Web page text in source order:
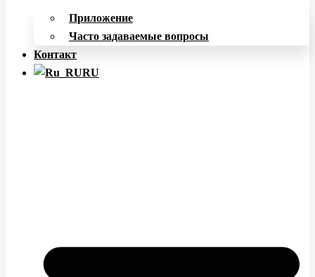
Приложение
Часто задаваемые вопросы
Контакт
RU